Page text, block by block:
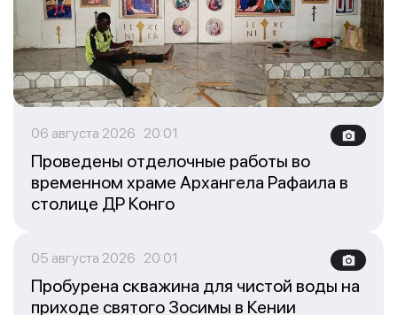
06 августа 2026 20:01
Проведены отделочные работы во
временном храме Архангела Рафаила в
столице ДР Конго
05 августа 2026 20:01
Пробурена скважина для чистой воды на
приходе святого Зосимы в Кении